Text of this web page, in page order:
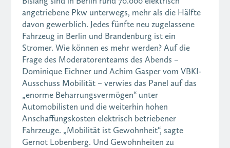
angetriebene Pkw unterwegs, mehr als die Hälfte
davon gewerblich. Jedes fünfte neu zugelassene
Fahrzeug in Berlin und Brandenburg ist ein
Stromer. Wie können es mehr werden? Auf die
Frage des Moderatorenteams des Abends –
Dominique Eichner und Achim Gasper vom VBKI-
Ausschuss Mobilität – verwies das Panel auf das
„enorme Beharrungsvermögen“ unter
Automobilisten und die weiterhin hohen
Anschaffungskosten elektrisch betriebener
Fahrzeuge. „Mobilität ist Gewohnheit“, sagte
Gernot Lobenberg. Und Gewohnheiten zu